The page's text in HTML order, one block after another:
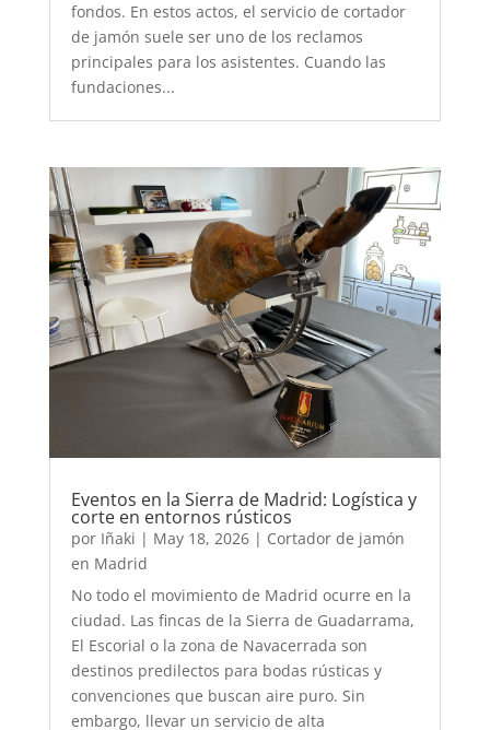
fondos. En estos actos, el servicio de cortador
de jamón suele ser uno de los reclamos
principales para los asistentes. Cuando las
fundaciones...
Eventos en la Sierra de Madrid: Logística y
corte en entornos rústicos
por Iñaki | May 18, 2026| Cortador de jamón
en Madrid
No todo el movimiento de Madrid ocurre en la
ciudad. Las fincas de la Sierra de Guadarrama,
El Escorial o la zona de Navacerrada son
destinos predilectos para bodas rústicas y
convenciones que buscan aire puro. Sin
embargo, llevar un servicio de alta